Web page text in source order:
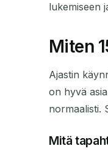
lukemiseen
Miten
Ajastin
on hyvä
normaalisti.
Mitä